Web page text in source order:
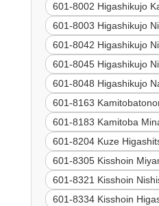
601-8002 Higashikujo
601-8003 Higashikujo
601-8042 Higashikujo
601-8045 Higashikujo
601-8048 Higashikujo
601-8163
601-8183 Kamitoba
601-8204 Kuze
601-8305 Kisshoin
601-8321 Kisshoin
601-8334 Kisshoin